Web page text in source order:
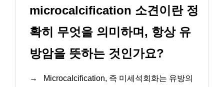
microcalcification 소견이란 정
확히 무엇을 의미하며, 항상 유
방암을 뜻하는 것인가요?
→
Microcalcification, 즉 미세석회화는 유방의